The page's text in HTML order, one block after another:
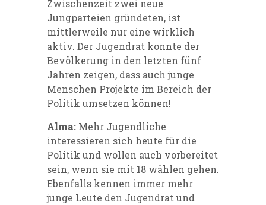
Zwischenzeit zwei neue
Jungparteien gründeten, ist
mittlerweile nur eine wirklich
aktiv. Der Jugendrat konnte der
Bevölkerung in den letzten fünf
Jahren zeigen, dass auch junge
Menschen Projekte im Bereich der
Politik umsetzen können!
Alma: Mehr Jugendliche
interessieren sich heute für die
Politik und wollen auch vorbereitet
sein, wenn sie mit 18 wählen gehen.
Ebenfalls kennen immer mehr
junge Leute den Jugendrat und